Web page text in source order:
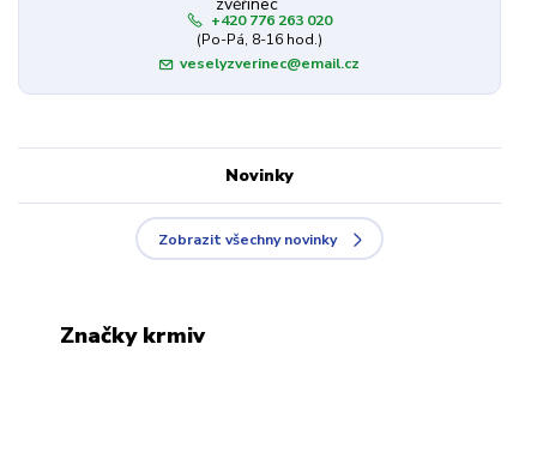
+420 776 263 020
(Po-Pá, 8-16 hod.)
veselyzverinec@email.cz
Novinky
Zobrazit všechny novinky
Značky krmiv